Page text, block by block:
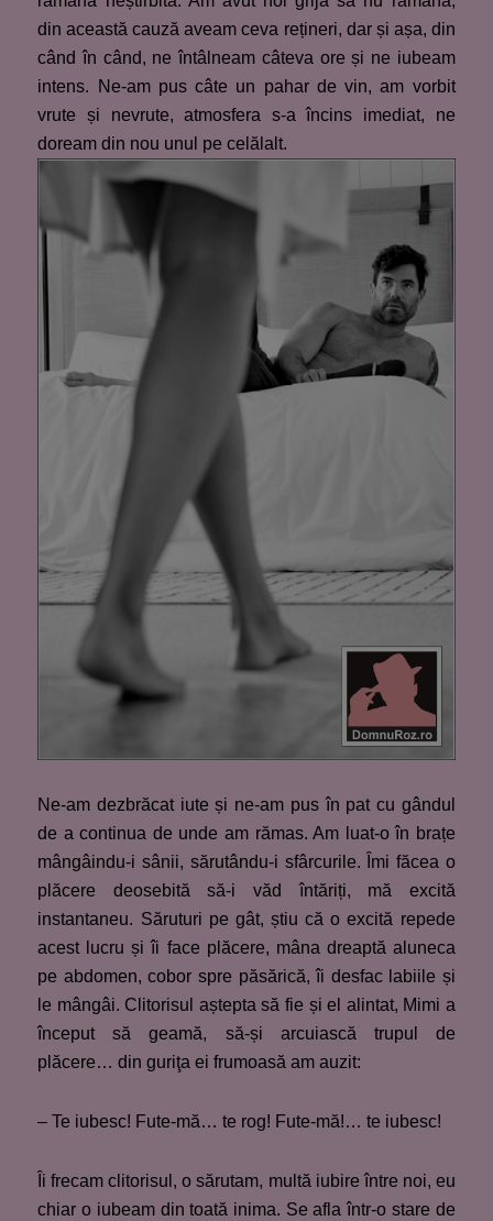
din această cauză aveam ceva rețineri, dar și așa, din
când în când, ne întâlneam câteva ore și ne iubeam
intens. Ne-am pus câte un pahar de vin, am vorbit
vrute și nevrute, atmosfera s-a încins imediat, ne
doream din nou unul pe celălalt.
Ne-am dezbrăcat iute și ne-am pus în pat cu gândul
de a continua de unde am rămas. Am luat-o în brațe
mângâindu-i sânii, sărutându-i sfârcurile. Îmi făcea o
plăcere deosebită să-i văd întăriți, mă excită
instantaneu. Săruturi pe gât, știu că o excită repede
acest lucru și îi face plăcere, mâna dreaptă aluneca
pe abdomen, cobor spre păsărică, îi desfac labiile și
le mângâi. Clitorisul aștepta să fie și el alintat, Mimi a
început să geamă, să-și arcuiască trupul de
plăcere… din guriţa ei frumoasă am auzit:
– Te iubesc! Fute-mă… te rog! Fute-mă!… te iubesc!
Îi frecam clitorisul, o sărutam, multă iubire între noi, eu
chiar o iubeam din toată inima. Se afla într-o stare de